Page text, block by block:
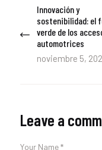
Navegación
entradas
Previous
post:
Innovación y
sostenibilidad: el
verde de los
automotrices
noviembre 5,
Leave a